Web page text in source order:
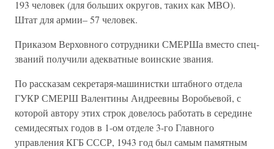
193 человек (для больших округов, таких как МВО).
Штат для армии– 57 человек.
Приказом Верховного сотрудники СМЕРШа вместо спец-
званий получили адекватные воинские звания.
По рассказам секретаря-машинистки штабного отдела
ГУКР СМЕРШ Валентины Андреевны Воробьевой, с
которой автору этих строк довелось работать в середине
семидесятых годов в 1-ом отделе 3-го Главного
управления КГБ СССР, 1943 год был самым памятным